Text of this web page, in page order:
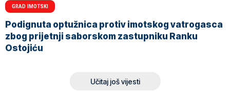
GRAD IMOTSKI
Podignuta optužnica protiv imotskog vatrogasca
zbog prijetnji saborskom zastupniku Ranku
Ostojiću
Učitaj još vijesti